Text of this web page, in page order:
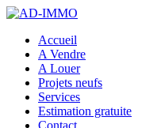
Accueil
A Vendre
A Louer
Projets neufs
Services
Estimation gratuite
Contact